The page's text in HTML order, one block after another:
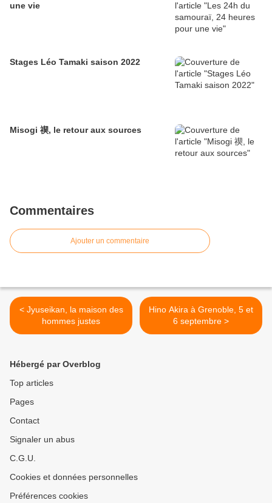
une vie
Stages Léo Tamaki saison 2022
Misogi 禊, le retour aux sources
Commentaires
Ajouter un commentaire
< Jyuseikan, la maison des
hommes justes
Hino Akira à Grenoble, 5 et
6 septembre >
Hébergé par Overblog
Top articles
Pages
Contact
Signaler un abus
C.G.U.
Cookies et données personnelles
Préférences cookies